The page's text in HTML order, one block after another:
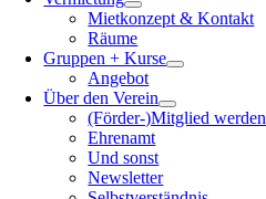
Mietkonzept & Kontakt
Räume
Gruppen + Kurse
Angebot
Über den Verein
(Förder-)Mitglied werden
Ehrenamt
Und sonst
Newsletter